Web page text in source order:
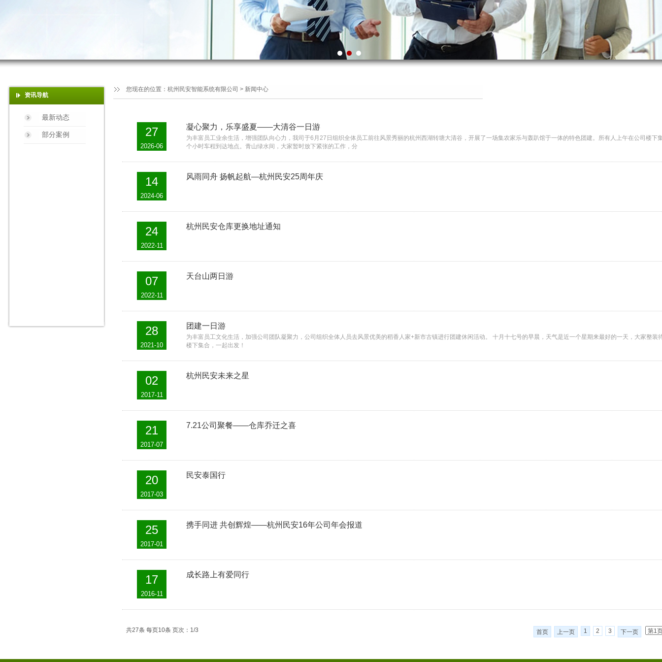
27
2026-06
凝心聚力，乐享盛夏——大清谷一日游
为丰富员工业余生活，增强团队向心力，我司于6月27日组织全体员工前往风景秀丽的杭州西湖转塘大清谷，开展了一场集农家乐与轰趴馆于一体的特色团建。所有人上午在公司楼下
个小时车程到达地点。青山绿水间，大家暂时放下紧张的工作，分
14
2024-06
风雨同舟 扬帆起航—杭州民安25周年庆
24
2022-11
杭州民安仓库更换地址通知
07
2022-11
天台山两日游
28
2021-10
团建一日游
为丰富员工文化生活，加强公司团队凝聚力，公司组织全体人员去风景优美的稻香人家+新市古镇进行团建休闲活动。 十月十七号的早晨，天气是近一个星期来最好的一天，大家整装
楼下集合，一起出发！
02
2017-11
杭州民安未来之星
21
2017-07
7.21公司聚餐——仓库乔迁之喜
20
2017-03
民安泰国行
25
2017-01
携手同进 共创辉煌——杭州民安16年公司年会报道
17
2016-11
成长路上有爱同行
共27条 每页10条 页次：1/3 首页 上一页 1 2 3 下一页
您现在的位置： 杭州民安智能系统有限公司 > 新闻中心
资讯导航
最新动态
部分案例